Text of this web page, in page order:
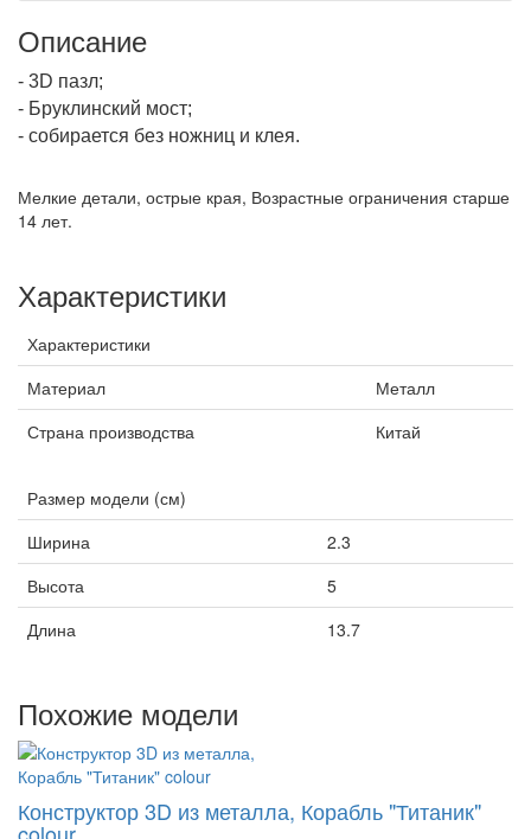
Описание
- 3D пазл;
- Бруклинский мост;
- собирается без ножниц и клея.
Мелкие детали, острые края, Возрастные ограничения старше
14 лет.
Характеристики
Характеристики
Материал
Металл
Страна производства
Китай
Размер модели (см)
Ширина
2.3
Высота
5
Длина
13.7
Похожие модели
Конструктор 3D из металла, Корабль "Титаник"
colour